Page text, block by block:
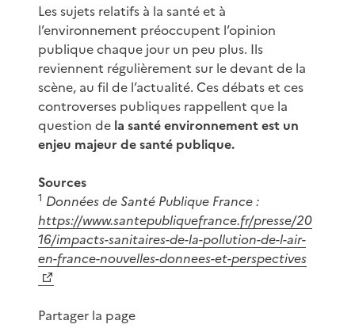
Les sujets relatifs à la santé et à
l’environnement préoccupent l’opinion
publique chaque jour un peu plus. Ils
reviennent régulièrement sur le devant de la
scène, au fil de l’actualité. Ces débats et ces
controverses publiques rappellent que la
question de la santé environnement est un
enjeu majeur de santé publique.
Sources
1 Données de Santé Publique France :
https://www.santepubliquefrance.fr/presse/20
16/impacts-sanitaires-de-la-pollution-de-l-air-
en-france-nouvelles-donnees-et-perspectives
Partager la page